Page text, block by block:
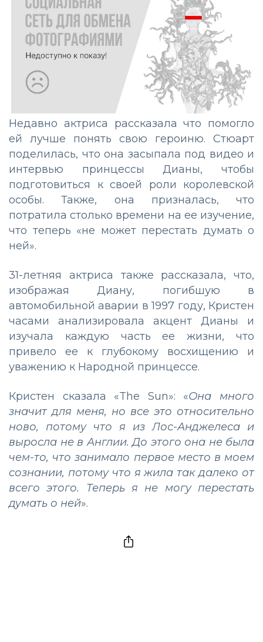
Недавно актриса рассказала что помогло
ей лучше понять свою героиню. Стюарт
поделилась, что она засыпала под видео и
интервью принцессы Дианы, чтобы
подготовиться к своей роли королевской
особы. Также, она призналась, что
потратила столько времени на ее изучение,
что теперь «не может перестать думать о
ней».
31-летняя актриса также рассказала, что,
изображая Диану, погибшую в
автомобильной аварии в 1997 году, Кристен
часами анализировала акцент Дианы и
изучала каждую часть ее жизни, что
привело ее к глубокому восхищению и
уважению к Народной принцессе.
Кристен сказала «The Sun»: «Она много
значит для меня, но все это относительно
ново, потому что я из Лос-Анджелеса и
выросла не в Англии. До этого она не была
чем-то, что занимало первое место в моем
сознании, потому что я жила так далеко от
всего этого. Теперь я не могу перестать
думать о ней».